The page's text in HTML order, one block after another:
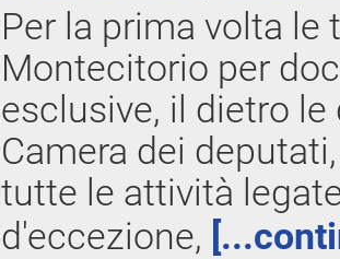
Per la prima volta le
Montecitorio per
esclusive, il dietro
Camera dei
tutte le attività
d'eccezione,